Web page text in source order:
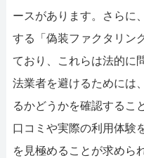
ースがあります。さらに
する「偽装ファクタリン
ており、これらは法的に
法業者を避けるためには
るかどうかを確認するこ
口コミや実際の利用体験
を見極めることが求めら